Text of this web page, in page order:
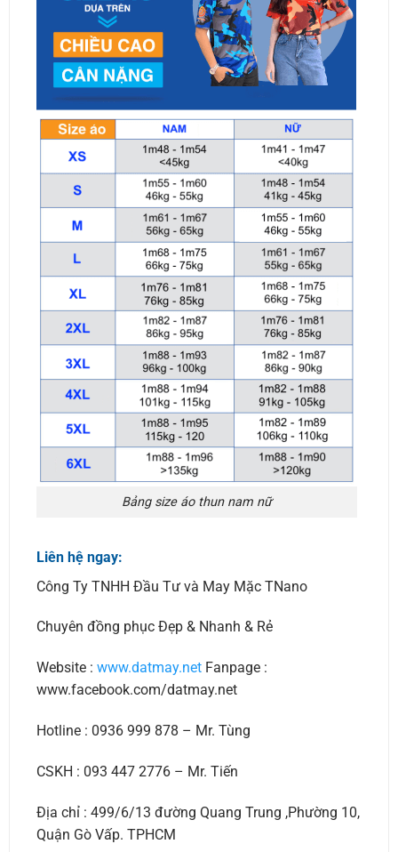
Bảng size áo thun nam nữ
Liên hệ ngay:
Công Ty TNHH Đầu Tư và May Mặc TNano
Chuyên đồng phục Đẹp & Nhanh & Rẻ
Website : www.datmay.netFanpage :
www.facebook.com/datmay.net
Hotline : 0936 999 878 – Mr. Tùng
CSKH : 093 447 2776 – Mr. Tiến
Địa chỉ : 499/6/13 đường Quang Trung ,Phường 10,
Quận Gò Vấp. TPHCM